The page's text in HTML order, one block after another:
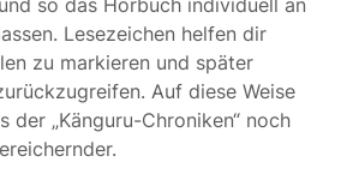
so das Hörbuch individuell an
Lesezeichen helfen dir
zu markieren und später
Auf diese Weise
der „Känguru-Chroniken“ noch